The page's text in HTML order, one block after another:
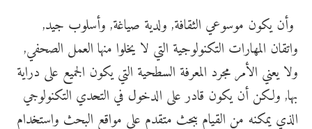
وأن يكون موسوعي الثقافة, ولدية صياغة, وأسلوب جيد,
واتقان المهارات التكنولوجية التي لا يخلوا منها العمل الصحفي,
ولا يعني الأمر مجرد المعرفة السطحية التي يكون الجميع على دراية
بها, ولكن أن يكون قادر على الدخول في التحدي التكنولوجي
الذي يمكنه من القيام ببحث متقدم على مواقع البحث واستخدام